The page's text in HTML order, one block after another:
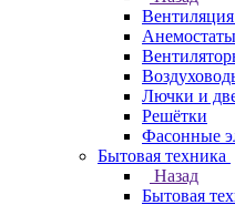
Вентиляция
Лючки и
Решётки
Фасонные
Бытовая техника
Назад
Бытовая